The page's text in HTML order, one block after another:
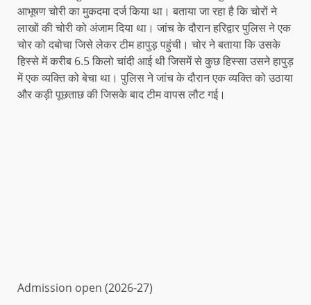
आभूषण चोरी का मुकदमा दर्ज किया था। बताया जा रहा है कि चोरों ने
लाखों की चोरी को अंजाम दिया था। जांच के दौरान हरिद्वार पुलिस ने एक
चोर को दबोचा जिसे लेकर टीम हापुड़ पहुंची। चोर ने बताया कि उसके
हिस्से में करीब 6.5 किलो चांदी आई थी जिसमें से कुछ हिस्सा उसने हापुड़
में एक व्यक्ति को बेचा था। पुलिस ने जांच के दौरान एक व्यक्ति को उठाया
और कड़ी पूछताछ की जिसके बाद टीम वापस लौट गई।
Admission open (2026-27)